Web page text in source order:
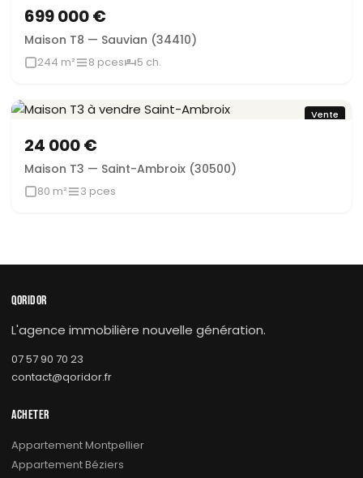
699 000 €
Maison T8 — Sauvian (34410)
244 m² 8 pces 5 ch.
Vente
24 000 €
Maison T3 — Saint-Ambroix (30500)
80 m² 3 pces
QORIDOR
L'agence immobilière nouvelle génération.
07 57 90 70 23
contact@qoridor.fr
ACHETER
Appartement Montpellier
Appartement Béziers